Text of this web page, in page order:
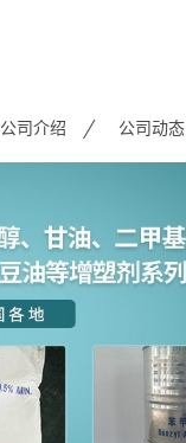
公司介绍 公司动态